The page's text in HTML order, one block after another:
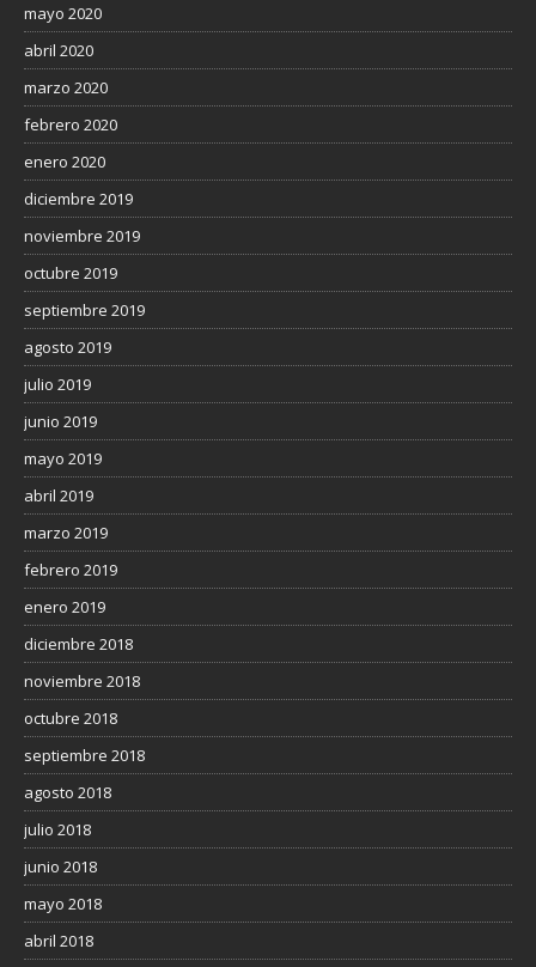
mayo 2020
abril 2020
marzo 2020
febrero 2020
enero 2020
diciembre 2019
noviembre 2019
octubre 2019
septiembre 2019
agosto 2019
julio 2019
junio 2019
mayo 2019
abril 2019
marzo 2019
febrero 2019
enero 2019
diciembre 2018
noviembre 2018
octubre 2018
septiembre 2018
agosto 2018
julio 2018
junio 2018
mayo 2018
abril 2018